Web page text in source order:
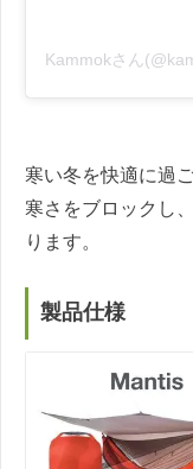
Kammokさん
寒い冬を快適に過
寒さをブロックし
ります。
製品仕様